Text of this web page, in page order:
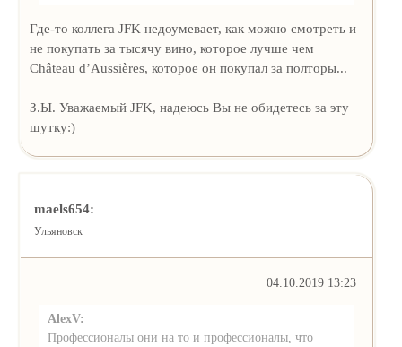
Где-то коллега JFK недоумевает, как можно смотреть и
не покупать за тысячу вино, которое лучше чем
Château d’Aussières, которое он покупал за полторы...
З.Ы. Уважаемый JFK, надеюсь Вы не обидетесь за эту
шутку:)
maels654:
Ульяновск
04.10.2019 13:23
AlexV:
Профессионалы они на то и профессионалы, что